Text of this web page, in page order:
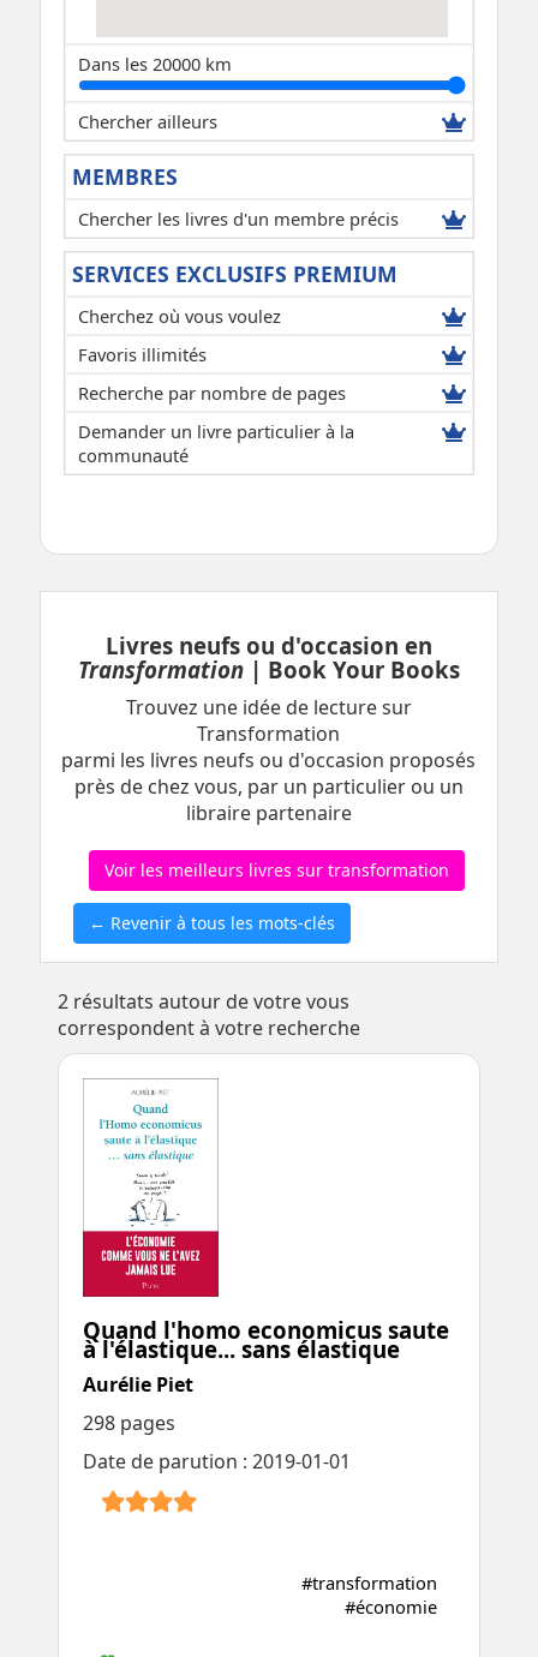
Dans les 20000 km
Chercher ailleurs
MEMBRES
Chercher les livres d'un membre précis
SERVICES EXCLUSIFS PREMIUM
Cherchez où vous voulez
Favoris illimités
Recherche par nombre de pages
Demander un livre particulier à la
communauté
Livres neufs ou d'occasion en
Transformation| Book Your Books
Trouvez une idée de lecture sur
Transformation
parmi les livres neufs ou d'occasion proposés
près de chez vous, par un particulier ou un
libraire partenaire
Voir les meilleurs livres sur transformation
← Revenir à tous les mots-clés
2résultats autour de votre vous
correspondent à votre recherche
Quand l'homo economicus saute
à l'élastique... sans élastique
Aurélie Piet
298 pages
Date de parution : 2019-01-01
#transformation
#économie